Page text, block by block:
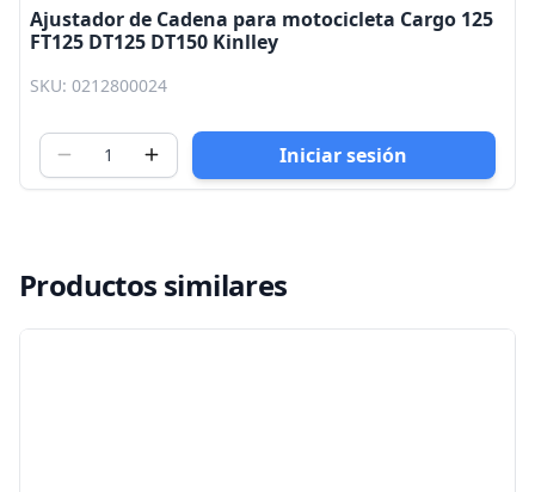
Ajustador de Cadena para motocicleta Cargo 125
FT125 DT125 DT150 Kinlley
SKU: 0212800024
Iniciar sesión
Productos similares